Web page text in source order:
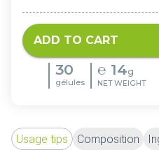
ADD TO CART
30
gélules
℮ 14g
NET WEIGHT
Usage tips Composition